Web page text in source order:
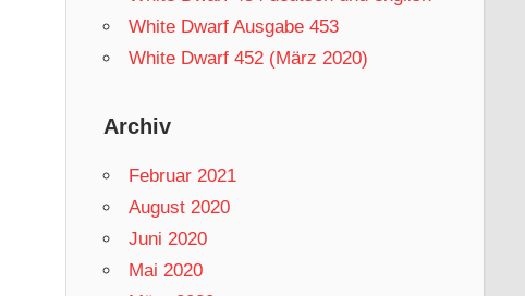
White Dwarf Ausgabe 453
White Dwarf 452 (März 2020)
Archiv
Februar 2021
August 2020
Juni 2020
Mai 2020